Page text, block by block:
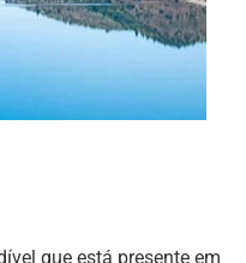
que está presente em